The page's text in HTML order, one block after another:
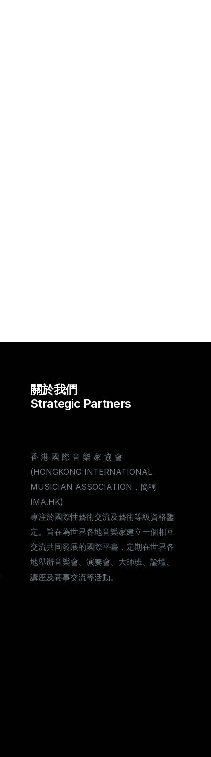
關於我們
Strategic Partners
香 港 國 際 音 樂 家 協 會
(HONGKONG INTERNATIONAL
MUSICIAN ASSOCIATION，簡稱
IMA.HK)
專注於國際性藝術交流及藝術等級資格鑒
定。旨在為世界各地音樂家建立一個相互
交流共同發展的國際平臺，定期在世界各
地舉辦音樂會、演奏會、大師班、論壇、
講座及賽事交流等活動。